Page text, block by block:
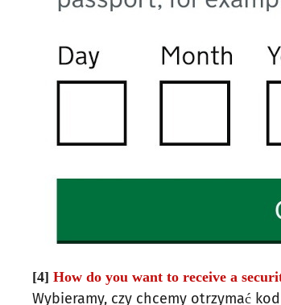
[4] How do you want to receive a
Wybieramy, czy chcemy otrzymać